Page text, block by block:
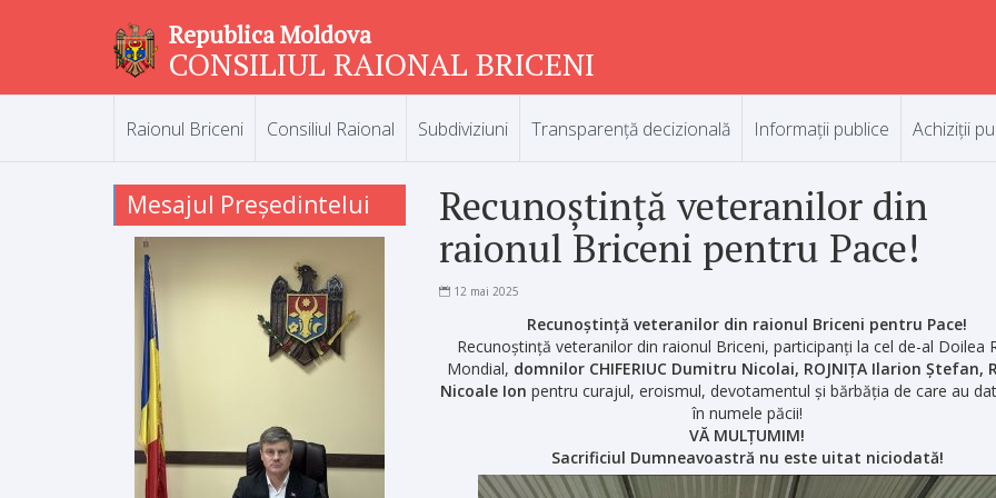
Republica Moldova
CONSILIUL RAIONAL BRICENI
Raionul Briceni Consiliul Raional Subdiviziuni Transparență decizională Informații publice Achiziții
Mesajul Președintelui
Recunoștință veteranilor din
raionul Briceni pentru Pace!
12 mai 2025
Recunoștință veteranilor din raionul Briceni pentru Pace!
Recunoștință veteranilor din raionul Briceni, participanți la cel de-al Doilea
Mondial, domnilor CHIFERIUC Dumitru Nicolai, ROJNIȚA Ilarion Ștefan,
Nicoale Ion pentru curajul, eroismul, devotamentul și bărbăția de care au
în numele păcii!
VĂ MULȚUMIM!
Sacrificiul Dumneavoastră nu este uitat niciodată!